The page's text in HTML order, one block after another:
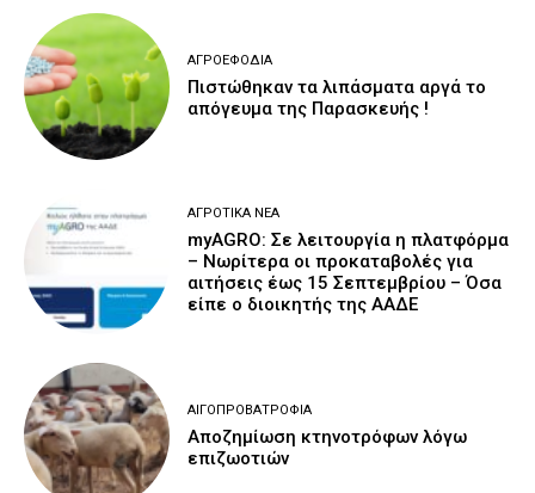
ΑΓΡΟΕΦΌΔΙΑ
Πιστώθηκαν τα λιπάσματα αργά το
απόγευμα της Παρασκευής !
ΑΓΡΟΤΙΚΆ ΝΈΑ
myAGRO: Σε λειτουργία η πλατφόρμα
– Νωρίτερα οι προκαταβολές για
αιτήσεις έως 15 Σεπτεμβρίου – Όσα
είπε ο διοικητής της ΑΑΔΕ
ΑΙΓΟΠΡΟΒΑΤΡΟΦΊΑ
Αποζημίωση κτηνοτρόφων λόγω
επιζωοτιών